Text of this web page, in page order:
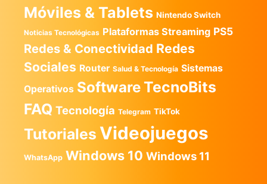
Móviles & Tablets Nintendo Switch
Noticias Tecnológicas Plataformas Streaming PS5
Redes & Conectividad Redes
Sociales Router Salud & Tecnología Sistemas
Operativos SoftwareTecnoBits
FAQ Tecnología Telegram TikTok
Tutoriales Videojuegos
WhatsApp Windows 10 Windows 11